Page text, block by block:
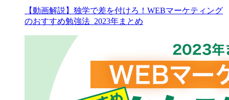
【動画解説】独学で差を付けろ！WEBマーケティング
のおすすめ勉強法_2023年まとめ